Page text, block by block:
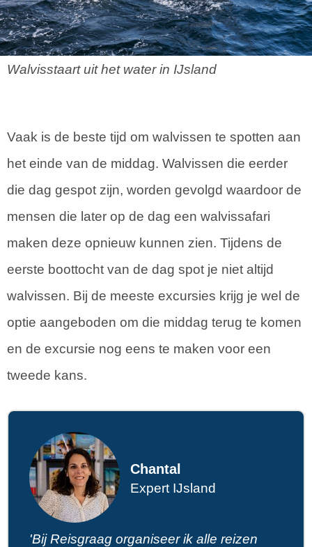
Walvisstaart uit het water in IJsland
Vaak is de beste tijd om walvissen te spotten aan
het einde van de middag. Walvissen die eerder
die dag gespot zijn, worden gevolgd waardoor de
mensen die later op de dag een walvissafari
maken deze opnieuw kunnen zien. Tijdens de
eerste boottocht van de dag spot je niet altijd
walvissen. Bij de meeste excursies krijg je wel de
optie aangeboden om die middag terug te komen
en de excursie nog eens te maken voor een
tweede kans.
Chantal
Expert IJsland
'Bij Reisgraag organiseer ik alle reizen